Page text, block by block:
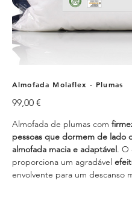
Almofada Molaflex - Plumas
Preço
99,00 €
Almofada de plumas com
pessoas que dormem de lado
almofada macia e adaptável. O
proporciona um agradável
envolvente para um descanso